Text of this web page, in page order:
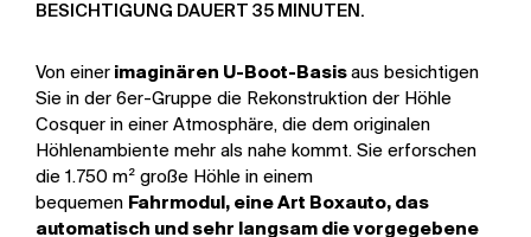
ESICHTIGUNG DAUERT 35 MINUTEN.
Von einer imaginären U-Boot-Basisaus besichtigen
Sie in der 6er-Gruppe die Rekonstruktion der Höhle
Cosquer in einer Atmosphäre, die dem originalen
Höhlenambiente mehr als nahe kommt. Sie erforschen
die 1.750 m² große Höhle in einem
bequemen Fahrmodul, eine Art Boxauto, das
automatisch und sehr langsam die vorgegebene